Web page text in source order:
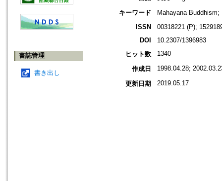
書誌管理
書き出し
キーワード
Mahayana
ISSN
00318221 (P);
DOI
10.2307/1396983
ヒット数
1340
作成日 1998.04.28;
更新日期 2019.05.17